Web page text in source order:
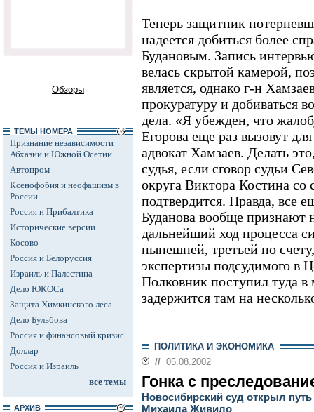
Обзоры
ТЕМЫ НОМЕРА
Признание независимости
Абхазии и Южной Осетии
Автопром
Ксенофобия и неофашизм в
России
Россия и Прибалтика
Исторические версии
Косово
Россия и Белоруссия
Израиль и Палестина
Дело ЮКОСа
Защита Химкинского леса
Дело Бульбова
Россия и финансовый кризис
Доллар
Россия и Израиль
все темы
АРХИВ
Теперь защитник
надеется добиться более
Будановым. Запись
велась скрытой камерой,
является, однако г-н
прокуратуру и добиваться
дела. «Я убежден, что
Егорова еще раз вызовут
адвокат Хамзаев. Делать
судья, если сговор судьи
округа Виктора Костина со
подтвердится. Правда, все
Буданова вообще признают
дальнейший ход процесса
нынешней, третьей по
экспертизы подсудимого в
Полковник поступил туда
задержится там на
ПОЛИТИКА И ЭКОНОМИКА
// 05.08.2002
Гонка с
Новосибирский суд открыл
Михаила Живило